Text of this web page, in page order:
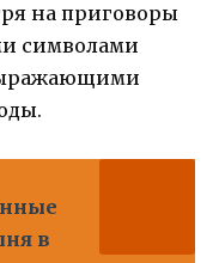
на приговоры
символами
в